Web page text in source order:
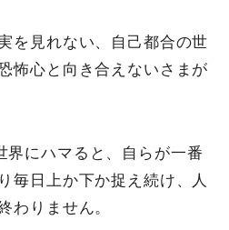
を見れない、自己都合の世
怖心と向き合えないさまが
界にハマると、自らが一番
毎日上か下か捉え続け、人
わりません。